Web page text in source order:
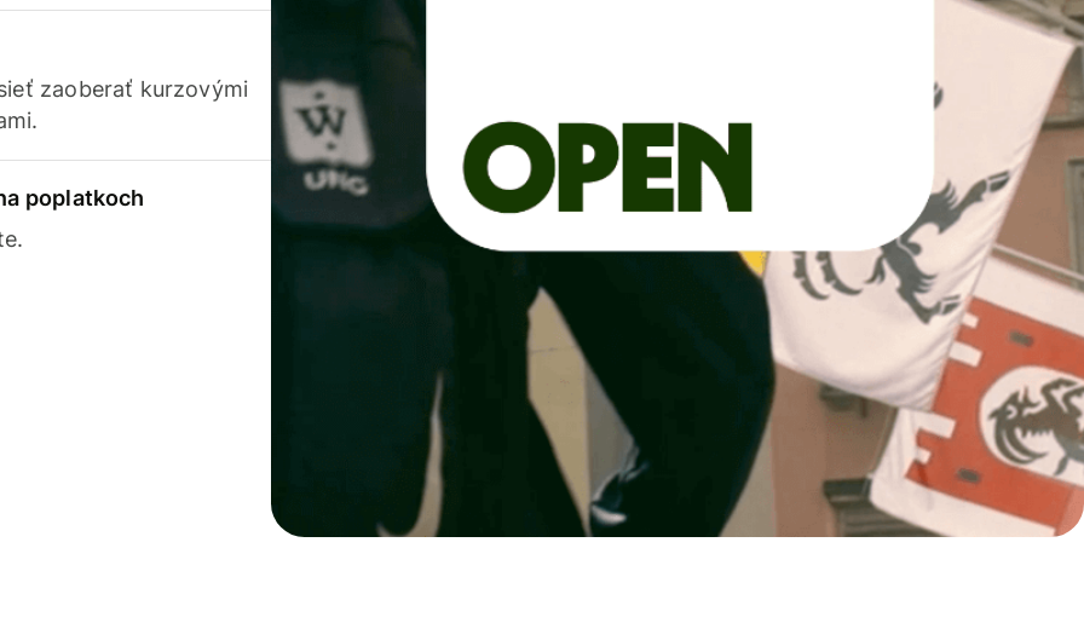
zaoberať kurzovými
poplatkoch